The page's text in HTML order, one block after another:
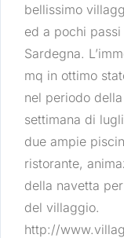
bellissimo
ed a pochi
Sardegna.
mq in ottimo
nel periodo
settimana di
due ampie
ristorante,
della navetta
del villaggio.
http://